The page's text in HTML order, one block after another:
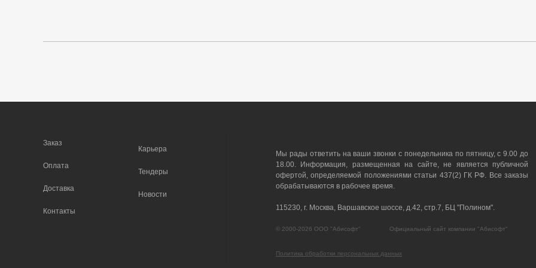
Заказ
Оплата
Доставка
Контакты
Карьера
Тендеры
Новости
Мы рады ответить на ваши звонки с понедельника по пятницу, с 9.00 до
18.00. Информация, размещенная на сайте, не является публичной
офертой, определяемой положениями статьи 437(2) ГК РФ. Все заказы
обрабатываются в рабочее время.
115230, г. Москва, Варшавское шоссе, д.42, стр.7, БЦ "Полином".
© 2000-2026 ООО "Абисофт" Официальный сайт компании "Абисофт"
Политика обработки персональных данных